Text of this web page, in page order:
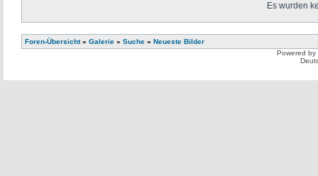
Es wurden
Foren-Übersicht» Galerie » Suche » Neueste Bilder
Powered by